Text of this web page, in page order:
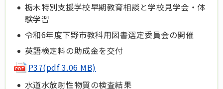
栃木特別支援学校早期教育相談と学校見学会・体
験学習
令和6年度下野市教科用図書選定委員会の開催
英語検定料の助成金を交付
P37(pdf 3.06 MB)
水道水放射性物質の検査結果